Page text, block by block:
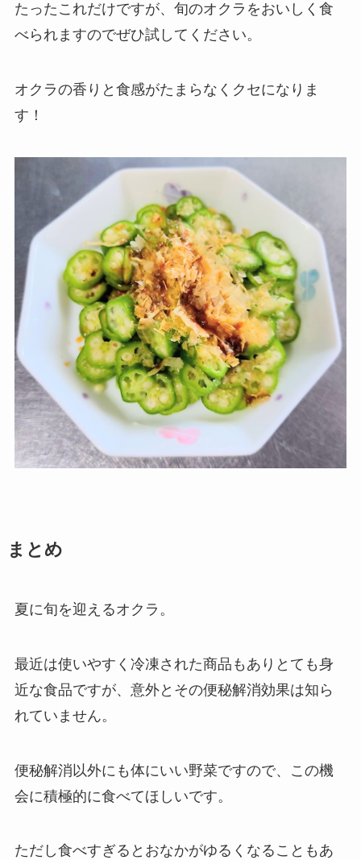
たったこれだけですが、旬のオクラをおいしく食
べられますのでぜひ試してください。
オクラの香りと食感がたまらなくクセになりま
す！
まとめ
夏に旬を迎えるオクラ。
最近は使いやすく冷凍された商品もありとても身
近な食品ですが、意外とその便秘解消効果は知ら
れていません。
便秘解消以外にも体にいい野菜ですので、この機
会に積極的に食べてほしいです。
ただし食べすぎるとおなかがゆるくなることもあ